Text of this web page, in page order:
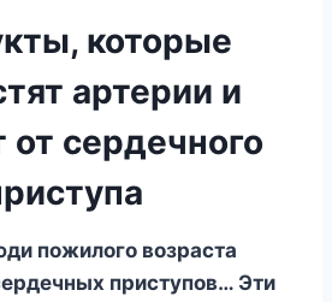
которые
артерии и
от сердечного
пожилого возраста
приступов… Эти